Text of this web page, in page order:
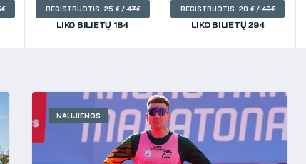
REGISTRUOTIS 25 /47
LIKO BILIETŲ 184
REGISTRUOTIS 20 /40
LIKO BILIETŲ 294
NAUJIENOS